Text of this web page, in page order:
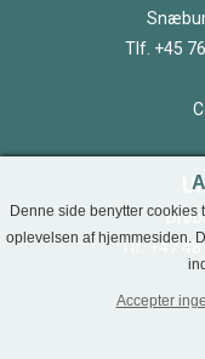
Tlf. +45
Tlf. +47 48
Denne side benytter cookies
oplevelsen af hjemmesiden.
Accepter